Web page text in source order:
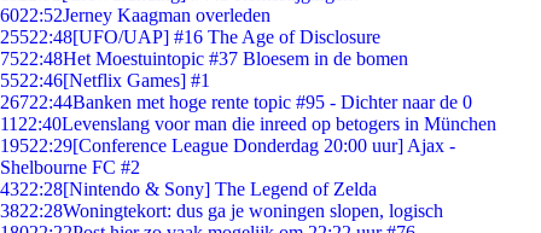
6022:52Jerney Kaagman overleden
25522:48[UFO/UAP] #16 The Age of Disclosure
7522:48Het Moestuintopic #37 Bloesem in de bomen
5522:46[Netflix Games] #1
26722:44Banken met hoge rente topic #95 - Dichter naar de 0
11 22:40Levenslang voor man die inreed op betogers in München
19522:29[Conference League Donderdag 20:00 uur] Ajax -
Shelbourne FC #2
4322:28[Nintendo & Sony] The Legend of Zelda
3822:28Woningtekort: dus ga je woningen slopen, logisch